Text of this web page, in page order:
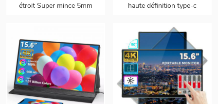
étroit Super mince 5mm
portable avec haut-parleur
pour ordinateur portable
haute définition type-c
de jeu portable pour
ordinateur portable avec
batterie